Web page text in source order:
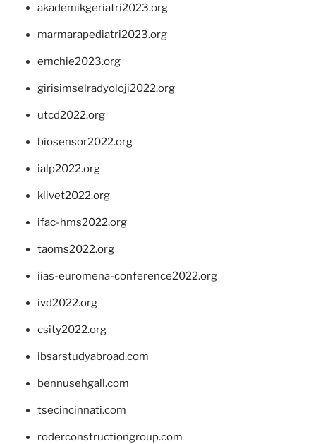
akademikgeriatri2023.org
marmarapediatri2023.org
emchie2023.org
girisimselradyoloji2022.org
utcd2022.org
biosensor2022.org
ialp2022.org
klivet2022.org
ifac-hms2022.org
taoms2022.org
iias-euromena-conference2022.org
ivd2022.org
csity2022.org
ibsarstudyabroad.com
bennusehgall.com
tsecincinnati.com
roderconstructiongroup.com